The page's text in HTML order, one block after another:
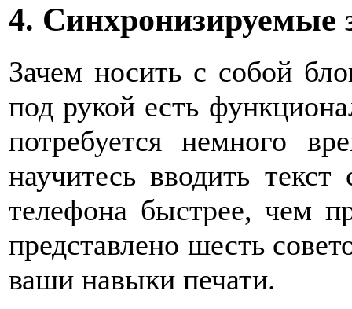
4. Синхронизируемые
Зачем носить с собой
под рукой есть
потребуется немного
научитесь вводить
телефона быстрее, чем
представлено шесть
ваши навыки печати.